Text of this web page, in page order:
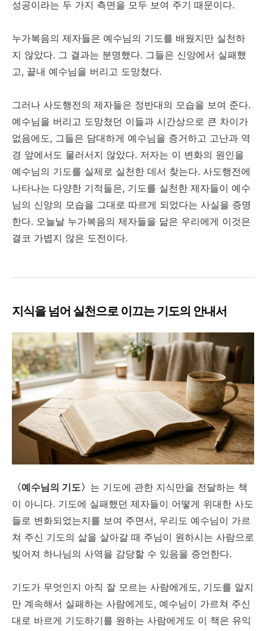
성공이라는 두 가지 측면을 모두 보여 주기 때문이다.
누가복음의 제자들은 예수님의 기도를 배웠지만 실천하
지 않았다. 그 결과는 분명했다. 그들은 신앙에서 실패했
고, 끝내 예수님을 버리고 도망쳤다.
그러나 사도행전의 제자들은 정반대의 모습을 보여 준다.
예수님을 버리고 도망쳤던 이들과 시간상으로 큰 차이가
없음에도, 그들은 담대하게 예수님을 증거하고 고난과 역
경 앞에서도 물러서지 않았다. 저자는 이 변화의 원인을
예수님의 기도를 실제로 실천한 데서 찾는다. 사도행전에
나타나는 다양한 기적들은, 기도를 실천한 제자들이 예수
님의 신앙의 모습을 그대로 따르게 되었다는 사실을 증명
한다. 오늘날 누가복음의 제자들을 닮은 우리에게 이것은
결코 가볍지 않은 도전이다.
지식을 넘어 실천으로 이끄는 기도의 안내서
〈예수님의 기도〉 는 기도에 관한 지식만을 전달하는 책
이 아니다. 기도에 실패했던 제자들이 어떻게 위대한 사도
들로 변화되었는지를 보여 주면서, 우리도 예수님이 가르
쳐 주신 기도의 삶을 살아갈 때 주님이 원하시는 사람으로
빚어져 하나님의 사역을 감당할 수 있음을 증언한다.
기도가 무엇인지 아직 잘 모르는 사람에게도, 기도를 알지
만 계속해서 실패하는 사람에게도, 예수님이 가르쳐 주신
대로 바르게 기도하기를 원하는 사람에게도 이 책은 유익